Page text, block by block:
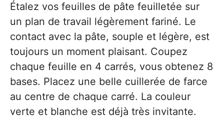
Étalez vos feuilles de pâte feuilletée sur
un plan de travail légèrement fariné. Le
contact avec la pâte, souple et légère, est
toujours un moment plaisant. Coupez
chaque feuille en 4 carrés, vous obtenez 8
bases. Placez une belle cuillerée de farce
au centre de chaque carré. La couleur
verte et blanche est déjà très invitante.